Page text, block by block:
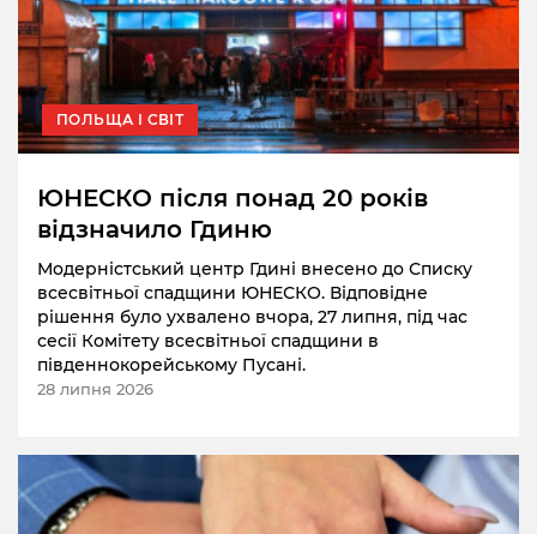
ПОЛЬЩА І СВІТ
ЮНЕСКО після понад 20 років
відзначило Гдиню
Модерністський центр Гдині внесено до Списку
всесвітньої спадщини ЮНЕСКО. Відповідне
рішення було ухвалено вчора, 27 липня, під час
сесії Комітету всесвітньої спадщини в
південнокорейському Пусані.
28 липня 2026